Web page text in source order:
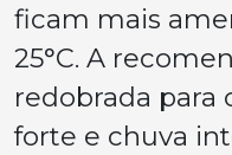
ficam mais
25°C. A
redobrada para
forte e chuva